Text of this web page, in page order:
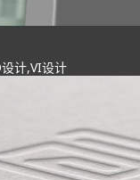
计,VI设计